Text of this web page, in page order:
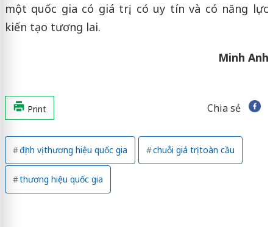
một quốc gia có giá trị, có uy tín và có năng lực
kiến tạo tương lai.
Minh Anh
Print Chia sẻ
định vị thương hiệu quốc gia chuỗi giá trị toàn cầu
thương hiệu quốc gia